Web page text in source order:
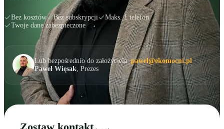
Bez kosztów Bez subskrypcji
Maks. 1 telefon
Twoje dane zabezpieczone
Lub bezpośrednio do założyciela:pawel@ekomocni.pl·
Paweł Więsak, Prezes